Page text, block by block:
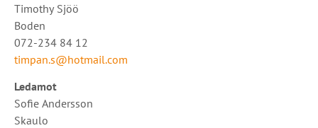
Timothy Sjöö
Boden
072-234 84 12
timpan.s@hotmail.com
Ledamot
Sofie Andersson
Skaulo